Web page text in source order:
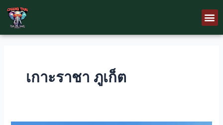
Skip
content
เกาะราชา ภูเก็ต